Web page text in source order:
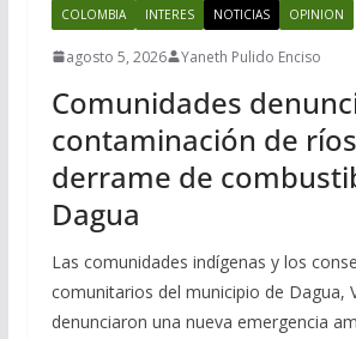
COLOMBIA INTERES NOTICIAS OPINION
agosto 5, 2026 Yaneth Pulido Enciso
Comunidades
contaminación de
derrame de
Dagua
Las comunidades indígenas y los
comunitarios del municipio de Dagua,
denunciaron una nueva emergencia